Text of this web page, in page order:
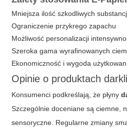
Mniejsza ilość szkodliwych
Ograniczenie przykrego zapachu
Możliwość personalizacji
Szeroka gama wyrafinowanych
Ekonomiczność i wygoda
Opinie o produktach
Konsumenci podkreślają, że płyny
Szczególnie doceniane są ciemne,
sensoryczne. Regularne zmiany